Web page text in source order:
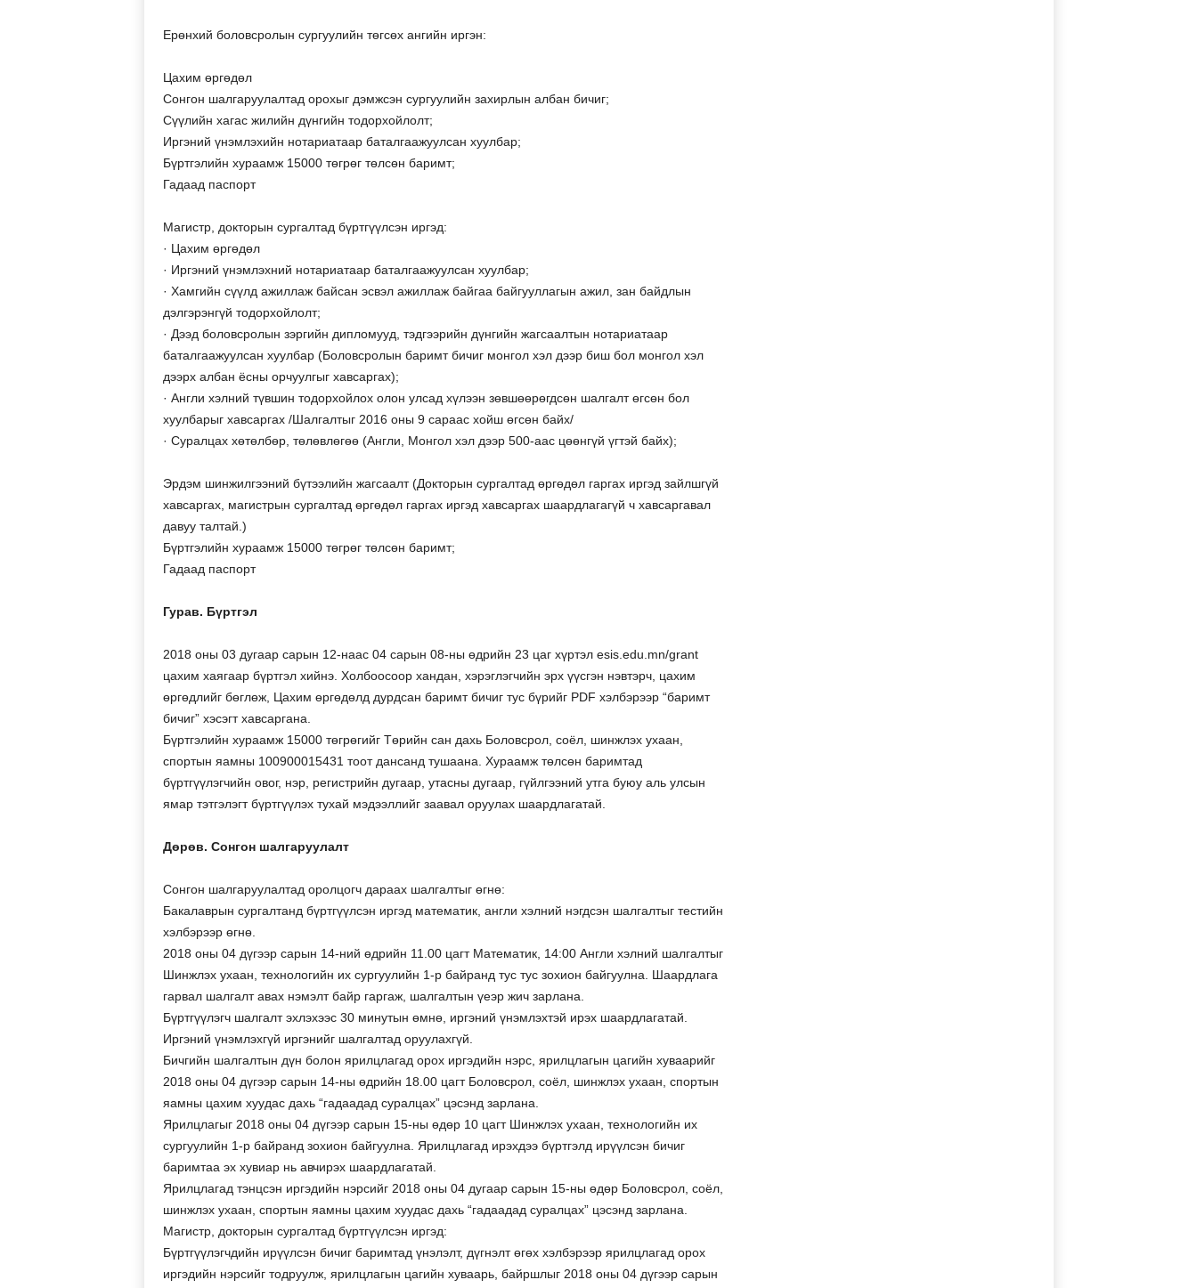
Ерөнхий боловсролын сургуулийн төгсөх ангийн иргэн:
Цахим өргөдөл
Сонгон шалгаруулалтад орохыг дэмжсэн сургуулийн захирлын албан бичиг;
Сүүлийн хагас жилийн дүнгийн тодорхойлолт;
Иргэний үнэмлэхийн нотариатаар баталгаажуулсан хуулбар;
Бүртгэлийн хураамж 15000 төгрөг төлсөн баримт;
Гадаад паспорт
Магистр, докторын сургалтад бүртгүүлсэн иргэд:
· Цахим өргөдөл
· Иргэний үнэмлэхний нотариатаар баталгаажуулсан хуулбар;
· Хамгийн сүүлд ажиллаж байсан эсвэл ажиллаж байгаа байгууллагын ажил, зан байдлын
дэлгэрэнгүй тодорхойлолт;
· Дээд боловсролын зэргийн дипломууд, тэдгээрийн дүнгийн жагсаалтын нотариатаар
баталгаажуулсан хуулбар (Боловсролын баримт бичиг монгол хэл дээр биш бол монгол хэл
дээрх албан ёсны орчуулгыг хавсаргах);
· Англи хэлний түвшин тодорхойлох олон улсад хүлээн зөвшөөрөгдсөн шалгалт өгсөн бол
хуулбарыг хавсаргах /Шалгалтыг 2016 оны 9 сараас хойш өгсөн байх/
· Суралцах хөтөлбөр, төлөвлөгөө (Англи, Монгол хэл дээр 500-аас цөөнгүй үгтэй байх);
Эрдэм шинжилгээний бүтээлийн жагсаалт (Докторын сургалтад өргөдөл гаргах иргэд зайлшгүй
хавсаргах, магистрын сургалтад өргөдөл гаргах иргэд хавсаргах шаардлагагүй ч хавсаргавал
давуу талтай.)
Бүртгэлийн хураамж 15000 төгрөг төлсөн баримт;
Гадаад паспорт
Гурав. Бүртгэл
2018 оны 03 дугаар сарын 12-наас 04 сарын 08-ны өдрийн 23 цаг хүртэл esis.edu.mn/grant
цахим хаягаар бүртгэл хийнэ. Холбоосоор хандан, хэрэглэгчийн эрх үүсгэн нэвтэрч, цахим
өргөдлийг бөглөж, Цахим өргөдөлд дурдсан баримт бичиг тус бүрийг PDF хэлбэрээр “баримт
бичиг” хэсэгт хавсаргана.
Бүртгэлийн хураамж 15000 төгрөгийг Төрийн сан дахь Боловсрол, соёл, шинжлэх ухаан,
спортын яамны 100900015431 тоот дансанд тушаана. Хураамж төлсөн баримтад
бүртгүүлэгчийн овог, нэр, регистрийн дугаар, утасны дугаар, гүйлгээний утга буюу аль улсын
ямар тэтгэлэгт бүртгүүлэх тухай мэдээллийг заавал оруулах шаардлагатай.
Дөрөв. Сонгон шалгаруулалт
Сонгон шалгаруулалтад оролцогч дараах шалгалтыг өгнө:
Бакалаврын сургалтанд бүртгүүлсэн иргэд математик, англи хэлний нэгдсэн шалгалтыг тестийн
хэлбэрээр өгнө.
2018 оны 04 дүгээр сарын 14-ний өдрийн 11.00 цагт Математик, 14:00 Англи хэлний шалгалтыг
Шинжлэх ухаан, технологийн их сургуулийн 1-р байранд тус тус зохион байгуулна. Шаардлага
гарвал шалгалт авах нэмэлт байр гаргаж, шалгалтын үеэр жич зарлана.
Бүртгүүлэгч шалгалт эхлэхээс 30 минутын өмнө, иргэний үнэмлэхтэй ирэх шаардлагатай.
Иргэний үнэмлэхгүй иргэнийг шалгалтад оруулахгүй.
Бичгийн шалгалтын дүн болон ярилцлагад орох иргэдийн нэрс, ярилцлагын цагийн хуваарийг
2018 оны 04 дүгээр сарын 14-ны өдрийн 18.00 цагт Боловсрол, соёл, шинжлэх ухаан, спортын
яамны цахим хуудас дахь “гадаадад суралцах” цэсэнд зарлана.
Ярилцлагыг 2018 оны 04 дүгээр сарын 15-ны өдөр 10 цагт Шинжлэх ухаан, технологийн их
сургуулийн 1-р байранд зохион байгуулна. Ярилцлагад ирэхдээ бүртгэлд ирүүлсэн бичиг
баримтаа эх хувиар нь авчирэх шаардлагатай.
Ярилцлагад тэнцсэн иргэдийн нэрсийг 2018 оны 04 дугаар сарын 15-ны өдөр Боловсрол, соёл,
шинжлэх ухаан, спортын яамны цахим хуудас дахь “гадаадад суралцах” цэсэнд зарлана.
Магистр, докторын сургалтад бүртгүүлсэн иргэд:
Бүртгүүлэгчдийн ирүүлсэн бичиг баримтад үнэлэлт, дүгнэлт өгөх хэлбэрээр ярилцлагад орох
иргэдийн нэрсийг тодруулж, ярилцлагын цагийн хуваарь, байршлыг 2018 оны 04 дүгээр сарын